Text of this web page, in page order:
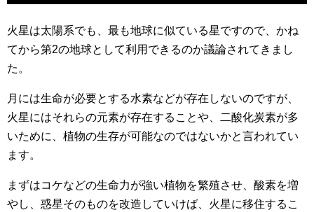
火星は太陽系でも、最も地球に似ている星ですので、かね
てから第2の地球として利用できるのか議論されてきまし
た。
月には生命が必要とする水素などが存在しないのですが、
火星にはそれらの元素が存在することや、二酸化炭素が多
いために、植物の生存が可能なのではないかと言われてい
ます。
まずはコケなどの生命力が強い植物を繁殖させ、酸素を増
やし、惑星そのものを改造していけば、火星に移住するこ